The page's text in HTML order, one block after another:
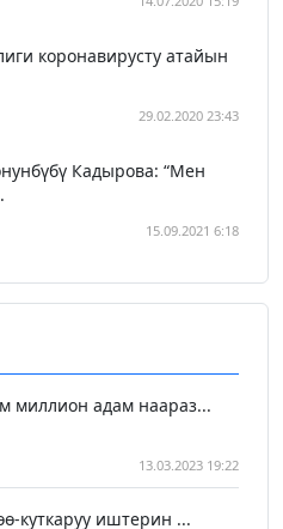
коронавирусту атайын
29.02.2020 23:43
Кадырова: “Мен
15.09.2021 6:18
адам наараз...
13.03.2023 19:22
куткаруу иштерин ...